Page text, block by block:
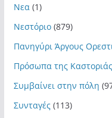
Νεα (1)
Νεστόριο(879)
Πανηγύρι Άργους
Πρόσωπα της Καστοριάς
Συμβαίνει στην πόλη
Συνταγές(113)